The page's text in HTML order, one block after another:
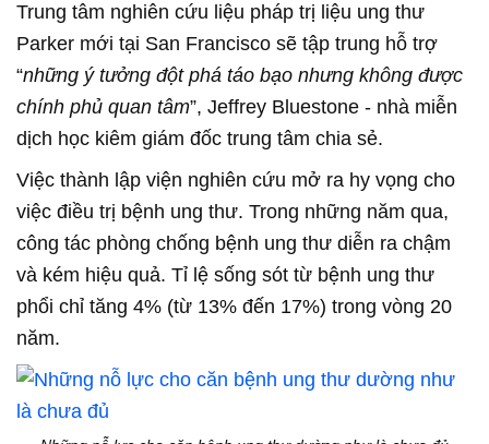
Trung tâm nghiên cứu liệu pháp trị liệu ung thư
Parker mới tại San Francisco sẽ tập trung hỗ trợ
“những ý tưởng đột phá táo bạo nhưng không được
chính phủ quan tâm”, Jeffrey Bluestone - nhà miễn
dịch học kiêm giám đốc trung tâm chia sẻ.
Việc thành lập viện nghiên cứu mở ra hy vọng cho
việc điều trị bệnh ung thư. Trong những năm qua,
công tác phòng chống bệnh ung thư diễn ra chậm
và kém hiệu quả. Tỉ lệ sống sót từ bệnh ung thư
phổi chỉ tăng 4% (từ 13% đến 17%) trong vòng 20
năm.